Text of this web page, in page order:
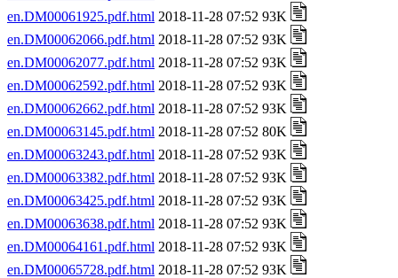
en.DM00061925.pdf.html 2018-11-28 07:52 93K
en.DM00062066.pdf.html 2018-11-28 07:52 93K
en.DM00062077.pdf.html 2018-11-28 07:52 93K
en.DM00062592.pdf.html 2018-11-28 07:52 93K
en.DM00062662.pdf.html 2018-11-28 07:52 93K
en.DM00063145.pdf.html 2018-11-28 07:52 80K
en.DM00063243.pdf.html 2018-11-28 07:52 93K
en.DM00063382.pdf.html 2018-11-28 07:52 93K
en.DM00063425.pdf.html 2018-11-28 07:52 93K
en.DM00063638.pdf.html 2018-11-28 07:52 93K
en.DM00064161.pdf.html 2018-11-28 07:52 93K
en.DM00065728.pdf.html 2018-11-28 07:52 93K